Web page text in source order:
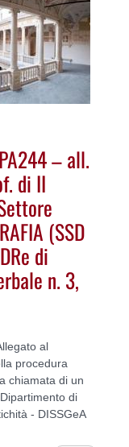
– all.
di II
(SSD
di
n. 3,
al
procedura
chiamata di un
di
- DISSGeA